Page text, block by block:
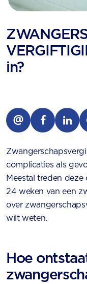
in?
complicaties als
Meestal treden
24 weken van een
over
wilt weten.
Hoe